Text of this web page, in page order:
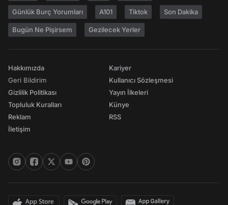
Günlük Burç Yorumları A101 Tiktok Son Dakika
Bugün Ne Pişirsem Gezilecek Yerler
Hakkımızda
Geri Bildirim
Gizlilik Politikası
Topluluk Kuralları
Reklam
İletişim
Kariyer
Kullanıcı Sözleşmesi
Yayın İlkeleri
Künye
RSS